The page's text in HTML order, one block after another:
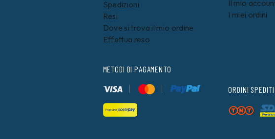
Spedizioni
Resi
Dove si trova il mio ordine
Effettua reso
METODI DI PAGAMENTO
Il mio
I miei ordini
ORDINI